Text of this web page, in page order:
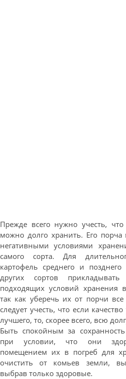
Прежде всего нужно учесть,
можно долго хранить. Его порча
негативными условиями
самого сорта. Для
картофель среднего и
других сортов
подходящих условий хранения
так как уберечь их от порчи
следует учесть, что если
лучшего, то, скорее всего, всю
Быть спокойным за
при условии, что они
помещением их в погреб для
очистить от комьев земли,
выбрав только здоровые.